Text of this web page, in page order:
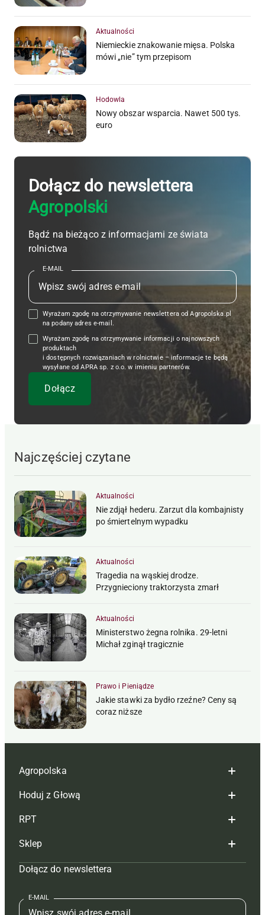
Aktualności
Niemieckie znakowanie mięsa. Polska
mówi „nie” tym przepisom
Hodowla
Nowy obszar wsparcia. Nawet 500 tys.
euro
Dołącz do newslettera
Agropolski
Bądź na bieżąco z informacjami ze świata
rolnictwa
E-MAIL
Wyrażam zgodę na otrzymywanie newslettera od Agropolska.pl
na podany adres e-mail.
Wyrażam zgodę na otrzymywanie informacji o najnowszych
produktach
i dostępnych rozwiązaniach w rolnictwie – informacje te będą
wysyłane od APRA sp. z o.o. w imieniu partnerów.
Najczęściej czytane
Aktualności
Nie zdjął hederu. Zarzut dla kombajnisty
po śmiertelnym wypadku
Aktualności
Tragedia na wąskiej drodze.
Przygnieciony traktorzysta zmarł
Aktualności
Ministerstwo żegna rolnika. 29-letni
Michał zginął tragicznie
Prawo i Pieniądze
Jakie stawki za bydło rzeźne? Ceny są
coraz niższe
Agropolska
Redakcja
Reklama
Tagi
Mapa serwisu
Kontakt
Hoduj z Głową
Hoduj z głową bydło
Hoduj z głową świnie
Prenumerata
Redakcja
RPT
Redakcja
Prenumerata
Reklama
Sklep
Czasopisma i prenumerata
Książki
Dołącz do newslettera
E-MAIL